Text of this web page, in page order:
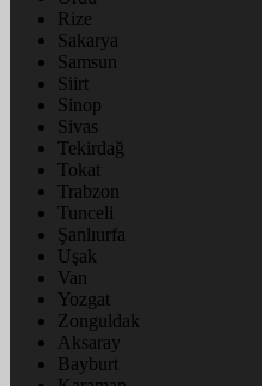
Rize
Sakarya
Samsun
Siirt
Sinop
Sivas
Tekirdağ
Tokat
Trabzon
Tunceli
Şanlıurfa
Uşak
Van
Yozgat
Zonguldak
Aksaray
Bayburt